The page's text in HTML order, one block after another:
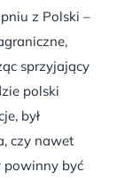
z Polski –
sprzyjający
polski
był
czy nawet
powinny być